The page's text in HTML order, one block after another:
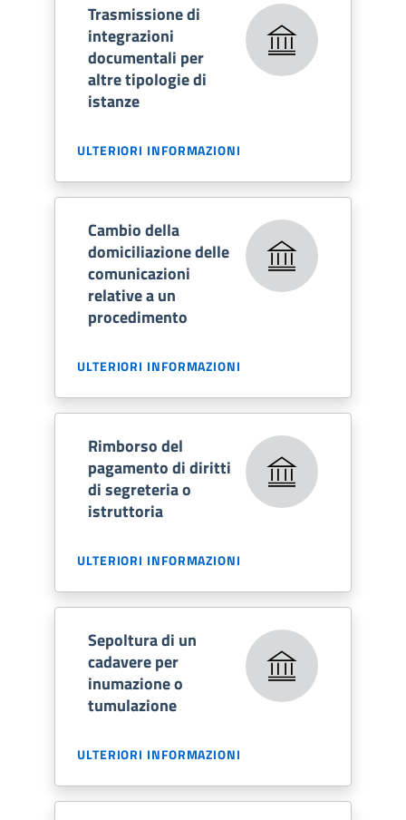
Trasmissione di
integrazioni
documentali per
altre tipologie di
istanze
ULTERIORI INFORMAZIONI
Cambio della
domiciliazione delle
comunicazioni
relative a un
procedimento
ULTERIORI INFORMAZIONI
Rimborso del
pagamento di diritti
di segreteria o
istruttoria
ULTERIORI INFORMAZIONI
Sepoltura di un
cadavere per
inumazione o
tumulazione
ULTERIORI INFORMAZIONI